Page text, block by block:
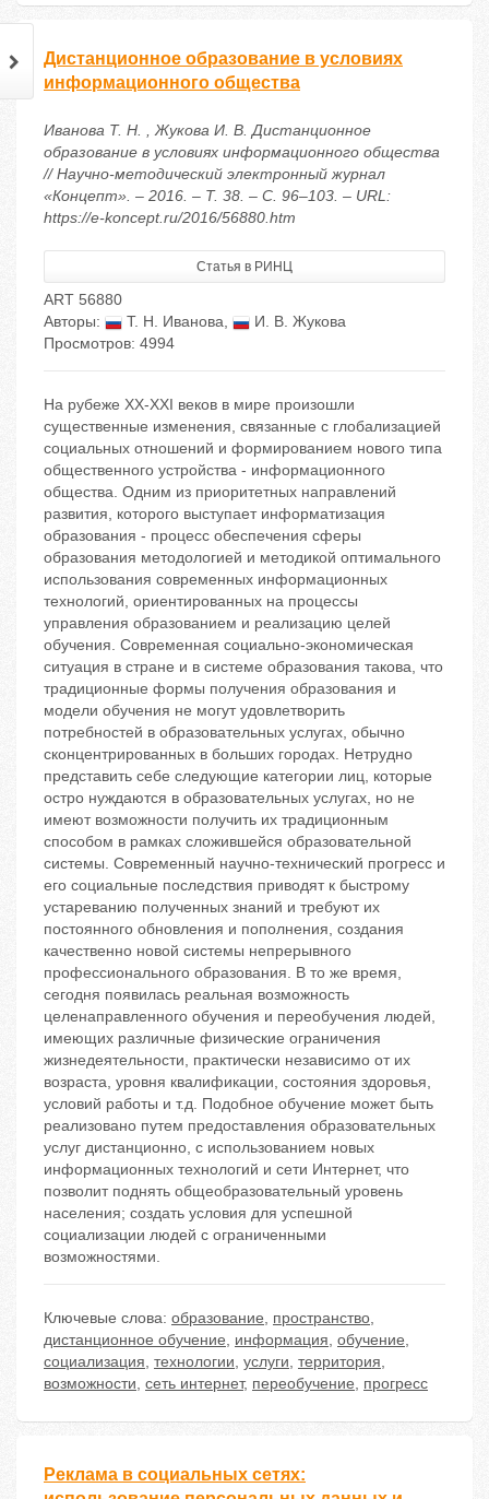
Дистанционное образование в условиях
информационного общества
Иванова Т. Н. , Жукова И. В. Дистанционное
образование в условиях информационного общества
// Научно-методический электронный журнал
«Концепт». – 2016. – Т. 38. – С. 96–103. – URL:
https://e-koncept.ru/2016/56880.htm
Статья в РИНЦ
ART 56880
Авторы:
Т. Н. Иванова,
И. В. Жукова
Просмотров: 4994
На рубеже XX-XXI веков в мире произошли
существенные изменения, связанные с глобализацией
социальных отношений и формированием нового типа
общественного устройства - информационного
общества. Одним из приоритетных направлений
развития, которого выступает информатизация
образования - процесс обеспечения сферы
образования методологией и методикой оптимального
использования современных информационных
технологий, ориентированных на процессы
управления образованием и реализацию целей
обучения. Современная социально-экономическая
ситуация в стране и в системе образования такова, что
традиционные формы получения образования и
модели обучения не могут удовлетворить
потребностей в образовательных услугах, обычно
сконцентрированных в больших городах. Нетрудно
представить себе следующие категории лиц, которые
остро нуждаются в образовательных услугах, но не
имеют возможности получить их традиционным
способом в рамках сложившейся образовательной
системы. Современный научно-технический прогресс и
его социальные последствия приводят к быстрому
устареванию полученных знаний и требуют их
постоянного обновления и пополнения, создания
качественно новой системы непрерывного
профессионального образования. В то же время,
сегодня появилась реальная возможность
целенаправленного обучения и переобучения людей,
имеющих различные физические ограничения
жизнедеятельности, практически независимо от их
возраста, уровня квалификации, состояния здоровья,
условий работы и т.д. Подобное обучение может быть
реализовано путем предоставления образовательных
услуг дистанционно, с использованием новых
информационных технологий и сети Интернет, что
позволит поднять общеобразовательный уровень
населения; создать условия для успешной
социализации людей с ограниченными
возможностями.
Ключевые слова: образование, пространство,
дистанционное обучение, информация, обучение,
социализация, технологии, услуги, территория,
возможности, сеть интернет, переобучение, прогресс
Реклама в социальных сетях: